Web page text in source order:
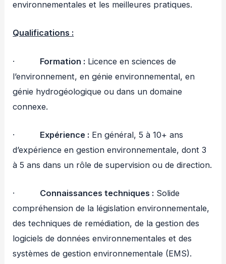
environnementales et les meilleures pratiques.
Qualifications :
· Formation : Licence en sciences de
l’environnement, en génie environnemental, en
génie hydrogéologique ou dans un domaine
connexe.
· Expérience : En général, 5 à 10+ ans
d’expérience en gestion environnementale, dont 3
à 5 ans dans un rôle de supervision ou de direction.
· Connaissances techniques : Solide
compréhension de la législation environnementale,
des techniques de remédiation, de la gestion des
logiciels de données environnementales et des
systèmes de gestion environnementale (EMS).